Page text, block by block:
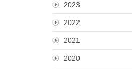
2023
2022
2021
2020